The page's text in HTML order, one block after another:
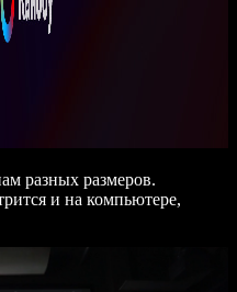
разных размеров.
и на компьютере,